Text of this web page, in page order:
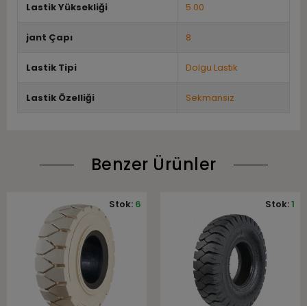
Lastik Yüksekliği 5.00
jant Çapı 8
Lastik Tipi Dolgu Lastik
Lastik Özelliği Sekmansız
Benzer Ürünler
Stok: 6 Stok:1